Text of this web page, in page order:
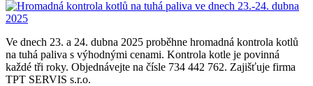
Ve dnech 23. a 24. dubna 2025 proběhne hromadná kontrola kotlů
na tuhá paliva s výhodnými cenami. Kontrola kotle je povinná
každé tři roky. Objednávejte na čísle 734 442 762. Zajišťuje firma
TPT SERVIS s.r.o.